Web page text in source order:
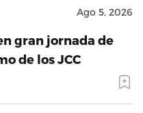
Ago 5, 2026
gran jornada de
de los JCC